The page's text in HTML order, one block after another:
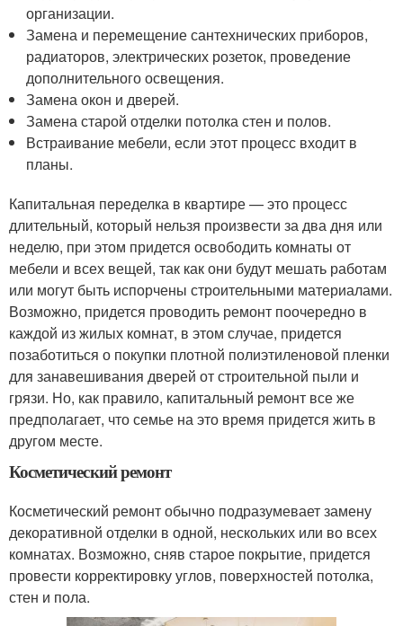
организации.
Замена и перемещение сантехнических приборов,
радиаторов, электрических розеток, проведение
дополнительного освещения.
Замена окон и дверей.
Замена старой отделки потолка стен и полов.
Встраивание мебели, если этот процесс входит в
планы.
Капитальная переделка в квартире — это процесс
длительный, который нельзя произвести за два дня или
неделю, при этом придется освободить комнаты от
мебели и всех вещей, так как они будут мешать работам
или могут быть испорчены строительными материалами.
Возможно, придется проводить ремонт поочередно в
каждой из жилых комнат, в этом случае, придется
позаботиться о покупки плотной полиэтиленовой пленки
для занавешивания дверей от строительной пыли и
грязи. Но, как правило, капитальный ремонт все же
предполагает, что семье на это время придется жить в
другом месте.
Косметический ремонт
Косметический ремонт обычно подразумевает замену
декоративной отделки в одной, нескольких или во всех
комнатах. Возможно, сняв старое покрытие, придется
провести корректировку углов, поверхностей потолка,
стен и пола.